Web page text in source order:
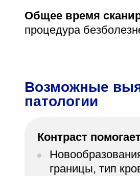
Общее время
процедура
Возможные
патологии
Контраст
границы, тип